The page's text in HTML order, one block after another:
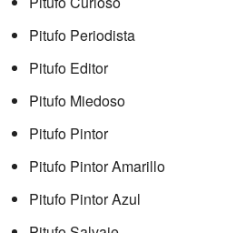
Pitufo Periodista
Pitufo Editor
Pitufo Miedoso
Pitufo Pintor
Pitufo Pintor Amarillo
Pitufo Pintor Azul